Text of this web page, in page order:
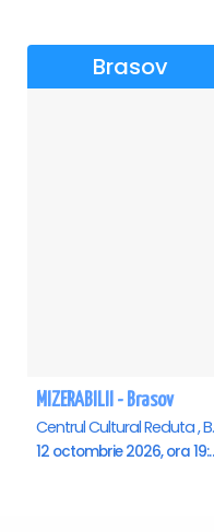
Brasov
MIZERABILII - Brasov
12